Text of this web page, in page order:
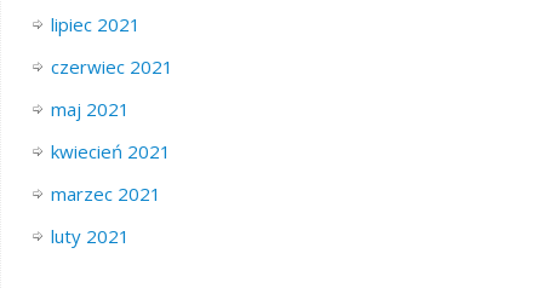
lipiec 2021
czerwiec 2021
maj 2021
kwiecień 2021
marzec 2021
luty 2021